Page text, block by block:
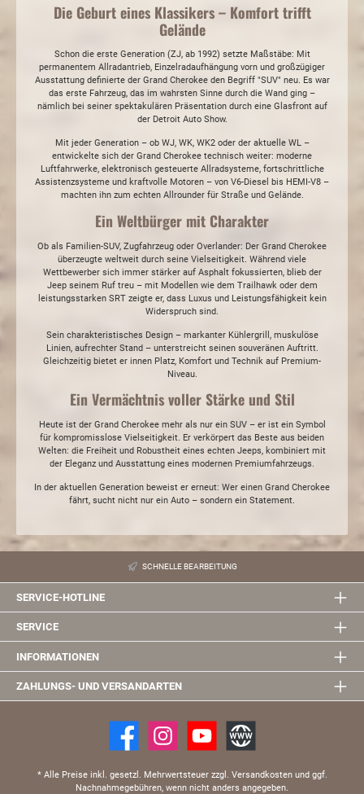
Die Geburt eines Klassikers – Komfort trifft
Gelände
Schon die erste Generation (ZJ, ab 1992) setzte Maßstäbe: Mit
permanentem Allradantrieb, Einzelradaufhängung vorn und großzügiger
Ausstattung definierte der Grand Cherokee den Begriff "SUV" neu. Es war
das erste Fahrzeug, das im wahrsten Sinne durch die Wand ging –
nämlich bei seiner spektakulären Präsentation durch eine Glasfront auf
der Detroit Auto Show.
Mit jeder Generation – ob WJ, WK, WK2 oder der aktuelle WL –
entwickelte sich der Grand Cherokee technisch weiter: moderne
Luftfahrwerke, elektronisch gesteuerte Allradsysteme, fortschrittliche
Assistenzsysteme und kraftvolle Motoren – von V6-Diesel bis HEMI-V8 –
machten ihn zum echten Allrounder für Straße und Gelände.
Ein Weltbürger mit Charakter
Ob als Familien-SUV, Zugfahrzeug oder Overlander: Der Grand Cherokee
überzeugte weltweit durch seine Vielseitigkeit. Während viele
Wettbewerber sich immer stärker auf Asphalt fokussierten, blieb der
Jeep seinem Ruf treu – mit Modellen wie dem Trailhawk oder dem
leistungsstarken SRT zeigte er, dass Luxus und Leistungsfähigkeit kein
Widerspruch sind.
Sein charakteristisches Design – markanter Kühlergrill, muskulöse
Linien, aufrechter Stand – unterstreicht seinen souveränen Auftritt.
Gleichzeitig bietet er innen Platz, Komfort und Technik auf Premium-
Niveau.
Ein Vermächtnis voller Stärke und Stil
Heute ist der Grand Cherokee mehr als nur ein SUV – er ist ein Symbol
für kompromisslose Vielseitigkeit. Er verkörpert das Beste aus beiden
Welten: die Freiheit und Robustheit eines echten Jeeps, kombiniert mit
der Eleganz und Ausstattung eines modernen Premiumfahrzeugs.
In der aktuellen Generation beweist er erneut: Wer einen Grand Cherokee
fährt, sucht nicht nur ein Auto – sondern ein Statement.
SCHNELLE BEARBEITUNG
SERVICE-HOTLINE
SERVICE
INFORMATIONEN
ZAHLUNGS- UND VERSANDARTEN
* Alle Preise inkl. gesetzl. Mehrwertsteuer zzgl. Versandkosten und ggf.
Nachnahmegebühren, wenn nicht anders angegeben.